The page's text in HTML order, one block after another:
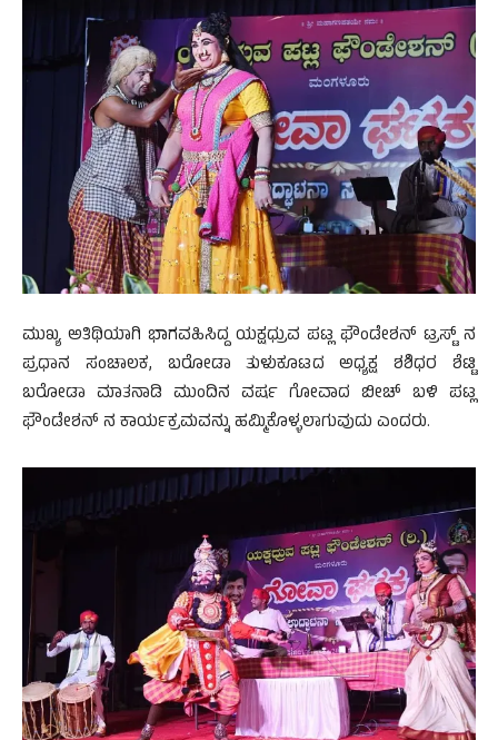
ಮುಖ್ಯ ಅತಿಥಿಯಾಗಿ ಭಾಗವಹಿಸಿದ್ದ ಯಕ್ಷಧ್ರುವ ಪಟ್ಲ ಫೌಂಡೇಶನ್ ಟ್ರಸ್ಟ್ ನ
ಪ್ರಧಾನ ಸಂಚಾಲಕ, ಬರೋಡಾ ತುಳುಕೂಟದ ಅಧ್ಯಕ್ಷ ಶಶಿಧರ ಶೆಟ್ಟಿ
ಬರೋಡಾ ಮಾತನಾಡಿ ಮುಂದಿನ ವರ್ಷ ಗೋವಾದ ಬೀಚ್ ಬಳಿ ಪಟ್ಲ
ಫೌಂಡೇಶನ್ ನ ಕಾರ್ಯಕ್ರಮವನ್ನು ಹಮ್ಮಿಕೊಳ್ಳಲಾಗುವುದು ಎಂದರು.